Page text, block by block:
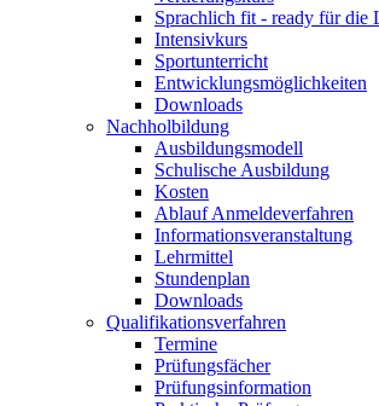
Sprachlich fit - ready für die
Intensivkurs
Sportunterricht
Entwicklungsmöglichkeiten
Downloads
Nachholbildung
Ausbildungsmodell
Schulische Ausbildung
Kosten
Ablauf Anmeldeverfahren
Informationsveranstaltung
Lehrmittel
Stundenplan
Downloads
Qualifikationsverfahren
Termine
Prüfungsfächer
Prüfungsinformation